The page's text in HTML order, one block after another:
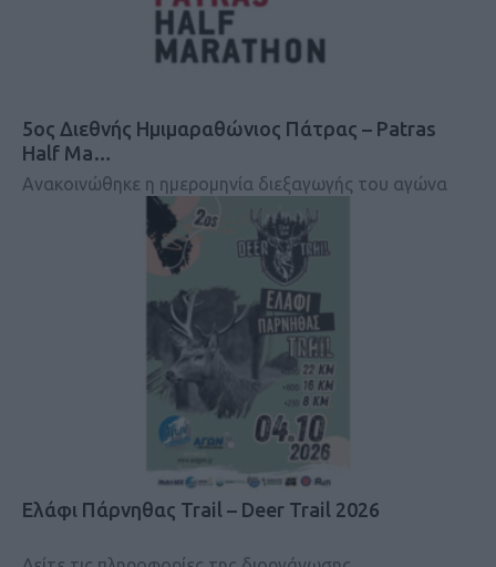
5ος Διεθνής Ημιμαραθώνιος Πάτρας – Patras
Half Ma…
Ανακοινώθηκε η ημερομηνία διεξαγωγής του αγώνα
Ελάφι Πάρνηθας Trail – Deer Trail 2026